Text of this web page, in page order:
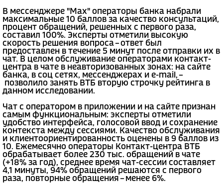
В мессенджере "Мах" операторы банка набрали
максимальные 10 баллов за качество консультаций,
процент обращений, решенных с первого раза,
составил 100%. Эксперты отметили высокую
скорость решения вопроса – ответ был
предоставлен в течение 5 минут после отправки их в
чат. В целом обслуживание операторами контакт-
центра в чате в неавторизованных зонах: на сайте
банка, в соц сетях, мессенджерах и e-mail, –
позволило занять ВТБ вторую строчку рейтинга в
данном исследовании.
Чат с оператором в приложении и на сайте признан
самым функциональным: эксперты отметили
удобство интерфейса, голосовой ввод и сохранение
контекста между сессиями. Качество обслуживания
и клиентоориентированность оценены в 9 баллов из
10. Ежемесячно операторы Контакт-центра ВТБ
обрабатывает более 230 тыс. обращений в чате
(+18% за год), среднее время чат-сессии составляет
4,1 минуты, 94% обращений решаются с первого
раза, повторные обращения – менее 6%.